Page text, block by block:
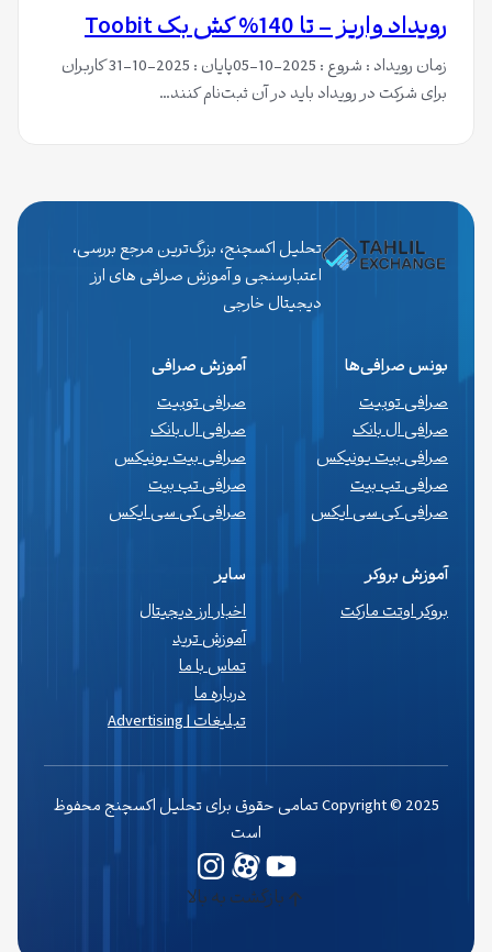
رویداد واریز – تا 140% کش بک Toobit
زمان رویداد : شروع : 2025-10-05پایان : 2025-10-31 کاربران
برای شرکت در رویداد باید در آن ثبت‌نام کنند…
تحلیل اکسچنج، بزرگ‌ترین مرجع بررسی،
اعتبارسنجی و آموزش صرافی های ارز
دیجیتال خارجی
بونس صرافی‌ها
صرافی توبیت
صرافی ال بانک
صرافی بیت یونیکس
صرافی تپ بیت
صرافی کی سی ایکس
آموزش صرافی
صرافی توبیت
صرافی ال بانک
صرافی بیت یونیکس
صرافی تپ بیت
صرافی کی سی ایکس
آموزش بروکر
بروکر اوتت مارکت
سایر
اخبار ارز دیجیتال
آموزش ترید
تماس با ما
درباره ما
تبلیغات | Advertising
یوتیوبوردپرس
Copyright © 2025 تمامی حقوق برای تحلیل اکسچنج محفوظ
است
بازگشت به بالا